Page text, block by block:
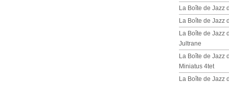
La Boîte de Jazz
La Boîte de Jazz
La Boîte de Jazz
Jultrane
La Boîte de Jazz
Miniatus 4tet
La Boîte de Jazz